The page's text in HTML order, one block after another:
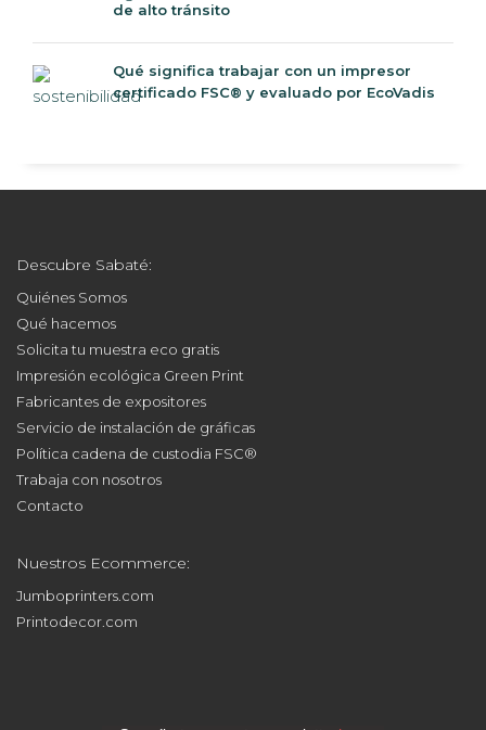
de alto tránsito
Qué significa trabajar con un impresor
certificado FSC® y evaluado por EcoVadis
Descubre Sabaté:
Quiénes Somos
Qué hacemos
Solicita tu muestra eco gratis
Impresión ecológica Green Print
Fabricantes de expositores
Servicio de instalación de gráficas
Política cadena de custodia FSC®
Trabaja con nosotros
Contacto
Nuestros Ecommerce:
Jumboprinters.com
Printodecor.com